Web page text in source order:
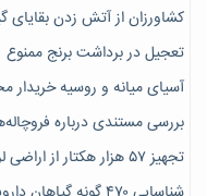
کشاورزان از آتش زدن بقایای
تعجیل در برداشت برنج ممنوع
آسیای میانه و روسیه خریدار
بررسی مستندی درباره
تجهیز ۵۷ هزار هکتار از اراضی لرستان به سیستم آبیاری نوین